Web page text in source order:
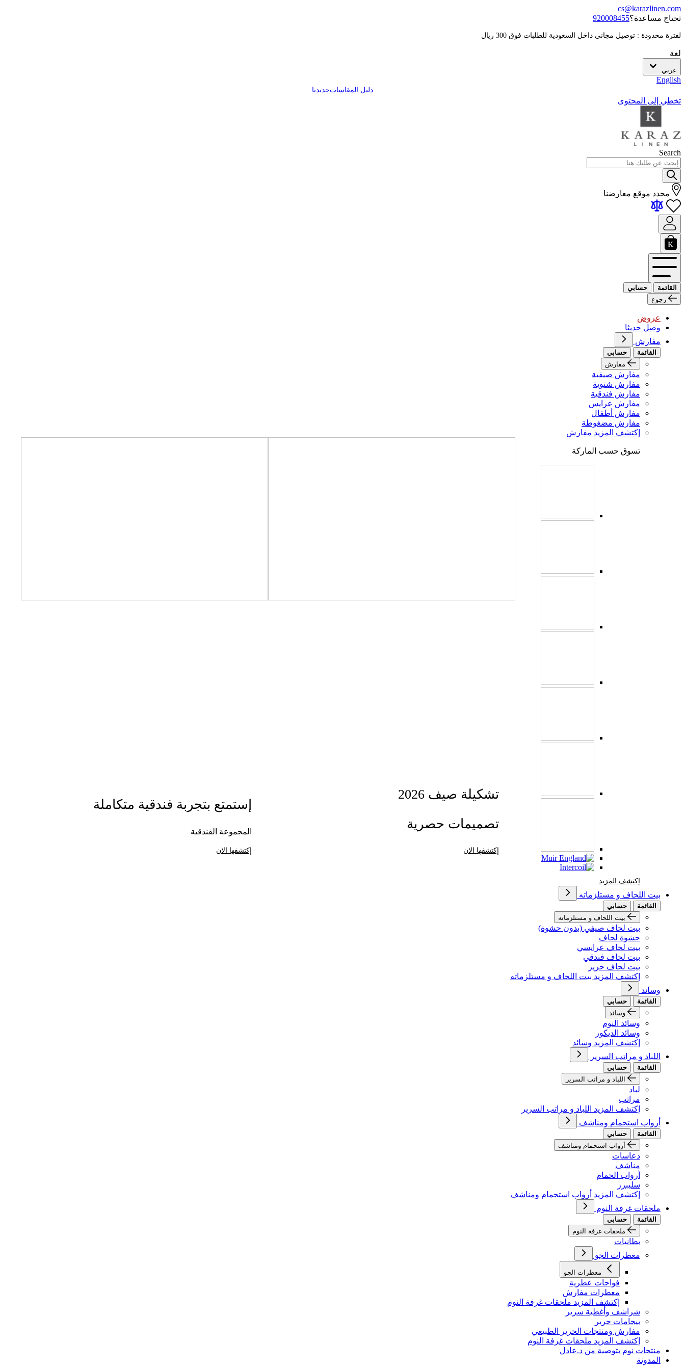
cs@karazlinen.com
تحتاج مساعدة؟920008455
لفترة محدودة : توصيل مجاني داخل السعودية للطلبات فوق 300 ريال
لغة
عربي
English
دليل المقاساتجديدنا
تخطي إلى المحتوى
Search
محدد موقع معارضنا
القائمة
حسابي
رجوع
عروض
وصل حديثا
مفارش
القائمة
حسابي
مفارش
مفارش صيفية
مفارش شتوية
مفارش فندقية
مفارش عرايس
مفارش أطفال
مفارش مضغوطة
إكتشف المزيد مفارش
تسوق حسب الماركة
إكتشف المزيد
تشكيلة صيف 2026
تصميمات حصرية
إكتشفها الان
إستمتع بتجربة فندقية متكاملة
المجموعة الفندقية
إكتشفها الان
بيت اللحاف و مستلزماته
القائمة
حسابي
بيت اللحاف و مستلزماته
بيت لحاف صيفي (بدون حشوة)
حشوة لحاف
بيت لحاف عرايسي
بيت لحاف فندقي
بيت لحاف حرير
إكتشف المزيد بيت اللحاف و مستلزماته
وسائد
القائمة
حسابي
وسائد
وسائد النوم
وسائد الديكور
إكتشف المزيد وسائد
اللباد و مراتب السرير
القائمة
حسابي
اللباد و مراتب السرير
لباد
مراتب
إكتشف المزيد اللباد و مراتب السرير
أرواب استحمام ومناشف
القائمة
حسابي
أرواب استحمام ومناشف
دعاسات
مناشف
أرواب الحمام
سليبرز
إكتشف المزيد أرواب استحمام ومناشف
ملحقات غرفة النوم
القائمة
حسابي
ملحقات غرفة النوم
بطانيات
معطرات الجو
معطرات الجو
فواحات عطرية
معطرات مفارش
إكتشف المزيد ملحقات غرفة النوم
شراشف وأغطية سرير
بيجامات حرير
مفارش ومنتجات الحرير الطبيعي
إكتشف المزيد ملحقات غرفة النوم
منتجات نوم بتوصية من د.عادل
المدونة